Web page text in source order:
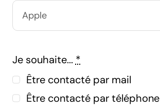
Je souhaite... *
Être contacté par mail
Être contacté par téléphone